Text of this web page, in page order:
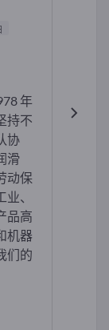
年
持不
协
滑
动保
、
品高
机器
们的